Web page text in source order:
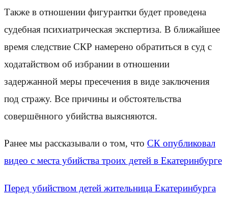
Также в отношении фигурантки будет проведена
судебная психиатрическая экспертиза. В ближайшее
время следствие СКР намерено обратиться в суд с
ходатайством об избрании в отношении
задержанной меры пресечения в виде заключения
под стражу. Все причины и обстоятельства
совершённого убийства выясняются.
Ранее мы рассказывали о том, что СК опубликовал
видео с места убийства троих детей в Екатеринбурге
Перед убийством детей жительница Екатеринбурга